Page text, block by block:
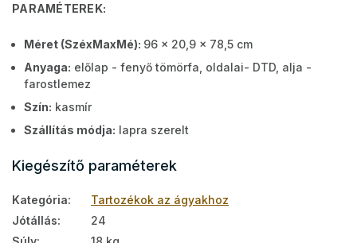
PARAMÉTEREK:
Méret (SzéxMaxMé): 96 x 20,9 x 78,5 cm
Anyaga: előlap - fenyő tömörfa, oldalai- DTD, alja -
farostlemez
Szín: kasmír
Szállítás módja: lapra szerelt
Kiegészítő paraméterek
Kategória:
Tartozékok az ágyakhoz
Jótállás:
24